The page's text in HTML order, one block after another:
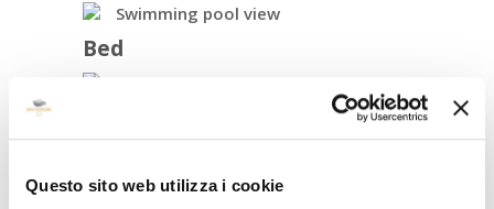
Questo sito web utilizza i cookie
Swimming pool view
Bed